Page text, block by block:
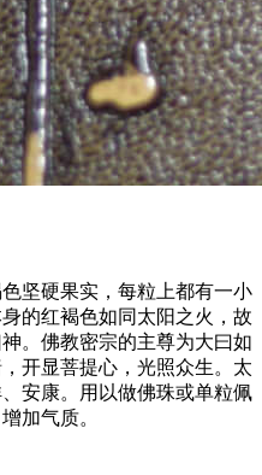
硬果实，每粒上都有一小
的红褐色如同太阳之火，故
。佛教密宗的主尊为大曰如
开显菩提心，光照众生。太
安康。用以做佛珠或单粒佩
加气质。